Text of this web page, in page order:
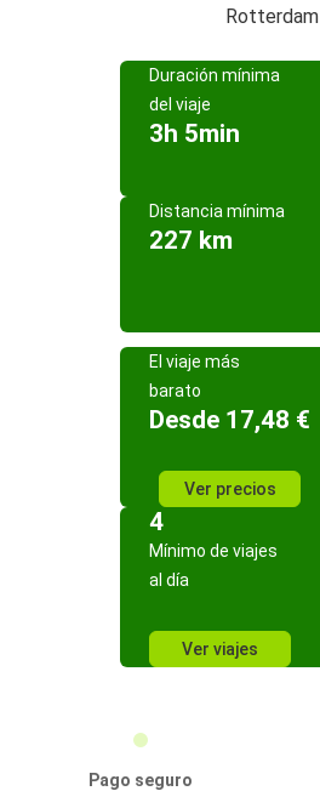
Rotterdam
Duración mínima
del viaje
3h 5min
Distancia mínima
227 km
El viaje más
barato
Desde 17,48 €
Ver precios
4
Mínimo de viajes
al día
Ver viajes
Pago seguro